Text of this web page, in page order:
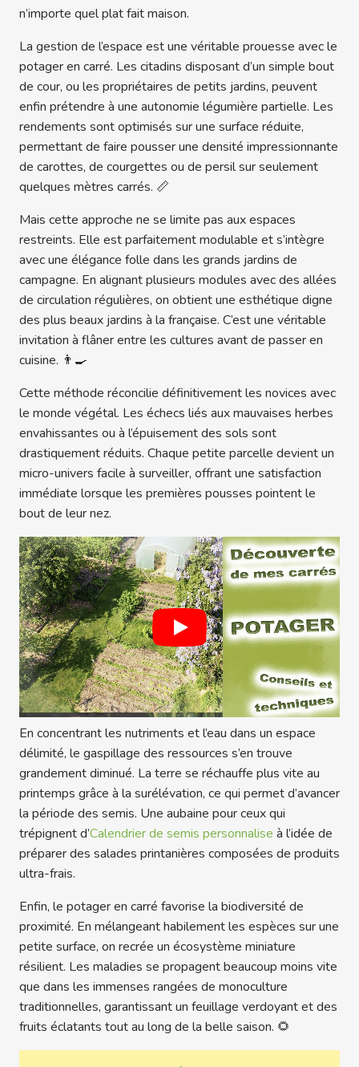
n’importe quel plat fait maison.
La gestion de l’espace est une véritable prouesse avec le
potager en carré. Les citadins disposant d’un simple bout
de cour, ou les propriétaires de petits jardins, peuvent
enfin prétendre à une autonomie légumière partielle. Les
rendements sont optimisés sur une surface réduite,
permettant de faire pousser une densité impressionnante
de carottes, de courgettes ou de persil sur seulement
quelques mètres carrés. 📏
Mais cette approche ne se limite pas aux espaces
restreints. Elle est parfaitement modulable et s’intègre
avec une élégance folle dans les grands jardins de
campagne. En alignant plusieurs modules avec des allées
de circulation régulières, on obtient une esthétique digne
des plus beaux jardins à la française. C’est une véritable
invitation à flâner entre les cultures avant de passer en
cuisine. 👨‍🍳
Cette méthode réconcilie définitivement les novices avec
le monde végétal. Les échecs liés aux mauvaises herbes
envahissantes ou à l’épuisement des sols sont
drastiquement réduits. Chaque petite parcelle devient un
micro-univers facile à surveiller, offrant une satisfaction
immédiate lorsque les premières pousses pointent le
bout de leur nez.
En concentrant les nutriments et l’eau dans un espace
délimité, le gaspillage des ressources s’en trouve
grandement diminué. La terre se réchauffe plus vite au
printemps grâce à la surélévation, ce qui permet d’avancer
la période des semis. Une aubaine pour ceux qui
trépignent d’Calendrier de semis personnalise à l’idée de
préparer des salades printanières composées de produits
ultra-frais.
Enfin, le potager en carré favorise la biodiversité de
proximité. En mélangeant habilement les espèces sur une
petite surface, on recrée un écosystème miniature
résilient. Les maladies se propagent beaucoup moins vite
que dans les immenses rangées de monoculture
traditionnelles, garantissant un feuillage verdoyant et des
fruits éclatants tout au long de la belle saison. 🌻